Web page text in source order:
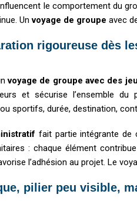
le comportement du
Unvoyage de groupe avec
rigoureuse dès
voyage de groupe avec des
et sécurise l’ensemble du
sportifs, durée, destination,
fait partie intégrante de
: chaque élément
l’adhésion au projet. Le
pilier peu visible,